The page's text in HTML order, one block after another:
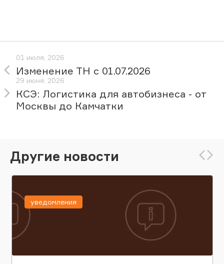
01 июля, 2026
Изменение ТН с 01.07.2026
29 июня, 2026
КСЭ: Логистика для автобизнеса - от
Москвы до Камчатки
Другие новости
уведомления